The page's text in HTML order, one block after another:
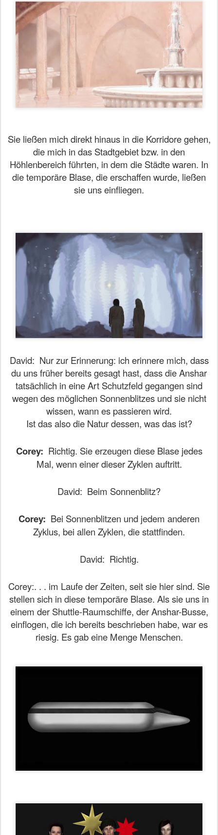
Sie ließen mich direkt hinaus in die Korridore gehen,
die mich in das Stadtgebiet bzw. in den
Höhlenbereich führten, in dem die Städte waren. In
die temporäre Blase, die erschaffen wurde, ließen
sie uns einfliegen.
David: Nur zur Erinnerung: ich erinnere mich, dass
du uns früher bereits gesagt hast, dass die Anshar
tatsächlich in eine Art Schutzfeld gegangen sind
wegen des möglichen Sonnenblitzes und sie nicht
wissen, wann es passieren wird.
Ist das also die Natur dessen, was das ist?
Corey: Richtig. Sie erzeugen diese Blase jedes
Mal, wenn einer dieser Zyklen auftritt.
David: Beim Sonnenblitz?
Corey: Bei Sonnenblitzen und jedem anderen
Zyklus, bei allen Zyklen, die stattfinden.
David: Richtig.
Corey:. . . im Laufe der Zeiten, seit sie hier sind. Sie
stellen sich in diese temporäre Blase. Als sie uns in
einem der Shuttle-Raumschiffe, der Anshar-Busse,
einflogen, die ich bereits beschrieben habe, war es
riesig. Es gab eine Menge Menschen.